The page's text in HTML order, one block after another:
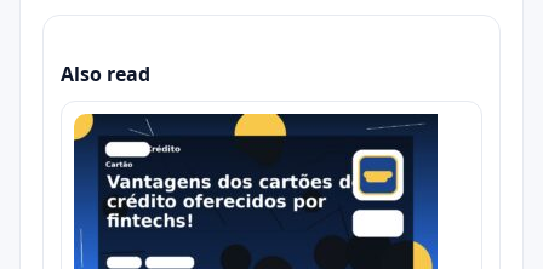
Also read